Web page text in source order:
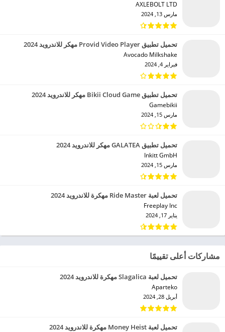
AXLEBOLT LTD‏
مارس 13, 2024
تحميل تطبيق Provid Video Player مهكر للاندرويد 2024
Avocado Milkshake‏
فبراير 4, 2024
تحميل تطبيق Bikii Cloud Game مهكر للاندرويد 2024
Gamebikii‏
مارس 15, 2024
تحميل تطبيق GALATEA مهكر للاندرويد 2024
Inkitt GmbH‏
مارس 15, 2024
تحميل لعبة Ride Master مهكرة للاندرويد 2024
Freeplay Inc‏
يناير 17, 2024
مشاركات أعلى تقييمًا
تحميل لعبة Slagalica مهكرة للاندرويد 2024
Aparteko‏
أبريل 28, 2024
تحميل لعبة Money Heist مهكرة للاندرويد 2024